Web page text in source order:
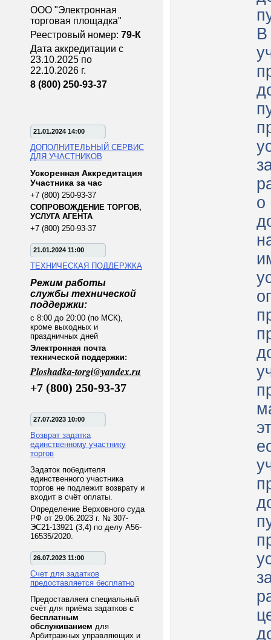
ООО "Электронная
торговая площадка"
Реестровый номер: 79-К
Дата аккредитации с
23.10.2025 по
22.10.2026 г.
8 (800) 250-93-37
21.01.2024 14:00
ДОПОЛНИТЕЛЬНЫЙ СЕРВИС
ДЛЯ УЧАСТНИКОВ
Ускоренная Аккредитация
Участника за час
+7 (800) 250-93-37
СОПРОВОЖДЕНИЕ ТОРГОВ,
УСЛУГА АГЕНТА
+7 (800) 250-93-37
21.01.2024 11:00
ТЕХНИЧЕСКАЯ ПОДДЕРЖКА
Режим работы
службы технической
поддержки:
с 8:00 до 20:00 (по МСК),
кроме выходных и
праздничных дней
Электронная почта
технической поддержки:
Ploshadka-torgi@yandex.ru
+7 (800) 250-93-37
27.07.2023 10:00
Возврат задатка
единственному участнику
торгов
Задаток победителя
единственного участника
торгов не подлежит возврату и
входит в счёт оплаты.
Определение Верховного суда
РФ от 29.06.2023 г. № 307-
ЭС21-13921 (3,4) по делу А56-
16535/2020.
26.07.2023 11:00
Счет для задатков
предоставляется бесплатно
Предоставляем специальный
счёт для приёма задатков с
бесплатным
обслуживанием для
Арбитражных управляющих и
В
о